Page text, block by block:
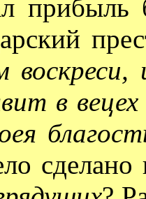
прибыль
воскреси,
в